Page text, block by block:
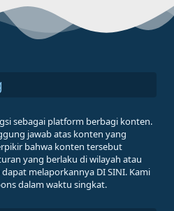
sebagai platform berbagi konten.
jawab atas konten yang
bahwa konten tersebut
yang berlaku di wilayah atau
melaporkannya DI SINI. Kami
dalam waktu singkat.